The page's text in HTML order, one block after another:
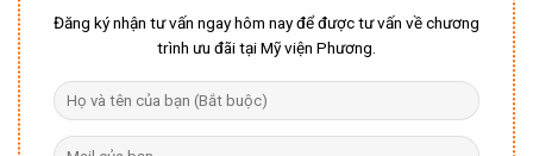
Đăng ký nhận tư vấn ngay hôm nay để được tư vấn về chương
trình ưu đãi tại Mỹ viện Phương.